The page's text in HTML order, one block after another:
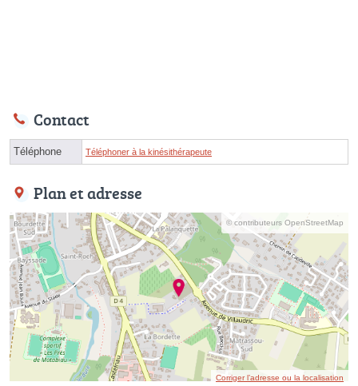
Contact
Téléphone Téléphoner à la kinésithérapeute
Plan et adresse
© contributeurs OpenStreetMap
Corriger l’adresse ou la localisation